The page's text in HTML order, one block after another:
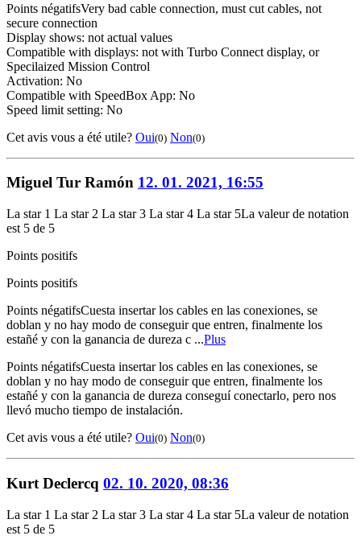
Points négatifsVery bad cable connection, must cut cables, not
secure connection
Display shows: not actual values
Compatible with displays: not with Turbo Connect display, or
Specilaized Mission Control
Activation: No
Compatible with SpeedBox App: No
Speed limit setting: No
Cet avis vous a été utile? Oui(0) Non(0)
Miguel Tur Ramón 12. 01. 2021, 16:55
La star 1 La star 2 La star 3 La star 4 La star 5La valeur de notation
est 5 de 5
Points positifs
Points positifs
Points négatifsCuesta insertar los cables en las conexiones, se
doblan y no hay modo de conseguir que entren, finalmente los
estañé y con la ganancia de dureza c ...Plus
Points négatifsCuesta insertar los cables en las conexiones, se
doblan y no hay modo de conseguir que entren, finalmente los
estañé y con la ganancia de dureza conseguí conectarlo, pero nos
llevó mucho tiempo de instalación.
Cet avis vous a été utile? Oui(0) Non(0)
Kurt Declercq 02. 10. 2020, 08:36
La star 1 La star 2 La star 3 La star 4 La star 5La valeur de notation
est 5 de 5